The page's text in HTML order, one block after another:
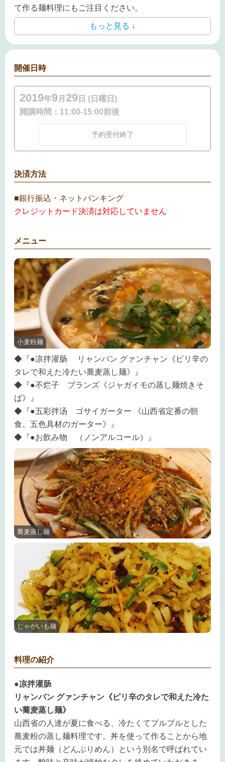
て作る麺料理にもご注目ください。
もっと見る ↓
開催日時
2019年9月 29 日 (日曜日)
開講時間： 11:00-15:00前後
予約受付終了
決済方法
■銀行振込・ネットバンキング
クレジットカード決済は対応していません
メニュー
小麦粉麺
◆『●凉拌灌肠 リャンバン グァンチャン《ピリ辛の
タレで和えた冷たい蕎麦蒸し麺》』
◆『●不烂子 ブランズ《ジャガイモの蒸し麺焼きそ
ば》』
◆『●五彩拌汤 ゴサイガーター 《山西省定番の朝
食。五色具材のガーター》』
◆『●お飲み物 （ノンアルコール）』
蕎麦蒸し麺
じゃがいも麺
料理の紹介
●凉拌灌肠
リャンバン グァンチャン《ピリ辛のタレで和えた冷た
い蕎麦蒸し麺》
山西省の人達が夏に食べる、冷たくてプルプルとした
蕎麦粉の蒸し麺料理です。丼を使って作ることから地
元では丼麺（どんぶりめん）という別名で呼ばれてい